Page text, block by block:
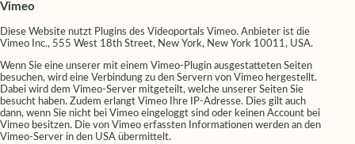
Vimeo
Diese Website nutzt Plugins des Videoportals Vimeo. Anbieter ist die
Vimeo Inc., 555 West 18th Street, New York, New York 10011, USA.
Wenn Sie eine unserer mit einem Vimeo-Plugin ausgestatteten Seiten
besuchen, wird eine Verbindung zu den Servern von Vimeo hergestellt.
Dabei wird dem Vimeo-Server mitgeteilt, welche unserer Seiten Sie
besucht haben. Zudem erlangt Vimeo Ihre IP-Adresse. Dies gilt auch
dann, wenn Sie nicht bei Vimeo eingeloggt sind oder keinen Account bei
Vimeo besitzen. Die von Vimeo erfassten Informationen werden an den
Vimeo-Server in den USA übermittelt.